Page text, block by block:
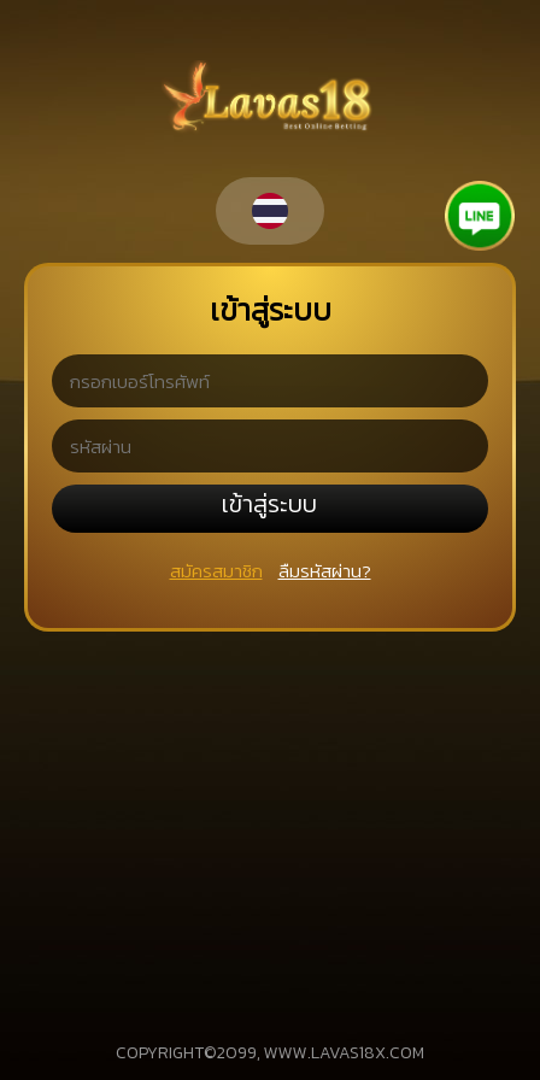
เข้าสู่ระบบ
เข้าสู่ระบบ
สมัครสมาชิก ลืมรหัสผ่าน?
COPYRIGHT©2099, WWW.LAVAS18X.COM